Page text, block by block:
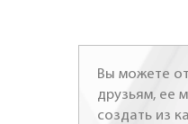
Вы можете
друзьям, ее
создать из